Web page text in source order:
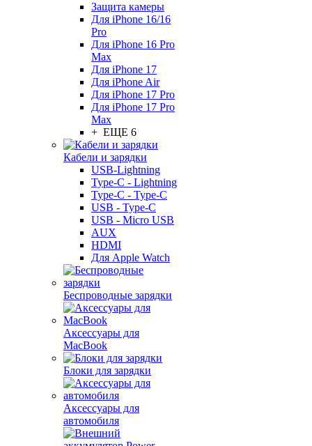
Защита камеры
Для iPhone 16/16
Pro
Для iPhone 16 Pro
Max
Для iPhone 17
Для iPhone Air
Для iPhone 17 Pro
Для iPhone 17 Pro
Max
+ ЕЩЕ 6
Кабели и зарядки
USB-Lightning
Type-C - Lightning
Type-C - Type-C
USB - Type-C
USB - Micro USB
AUX
HDMI
Для Apple Watch
Беспроводные зарядки
Аксессуары для
MacBook
Блоки для зарядки
Аксессуары для
автомобиля